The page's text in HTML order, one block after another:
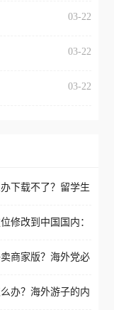
地区及版权限
、定居等，都
。
法播放”的提示
国、加拿大、
音乐也会像其
即可解决「海
问题，无论人
澳大利亚、欧
都可以使用，
03-22
03-22
03-22
下载不了？留学生
修改到中国国内：
商家版？海外党必
办？海外游子的内